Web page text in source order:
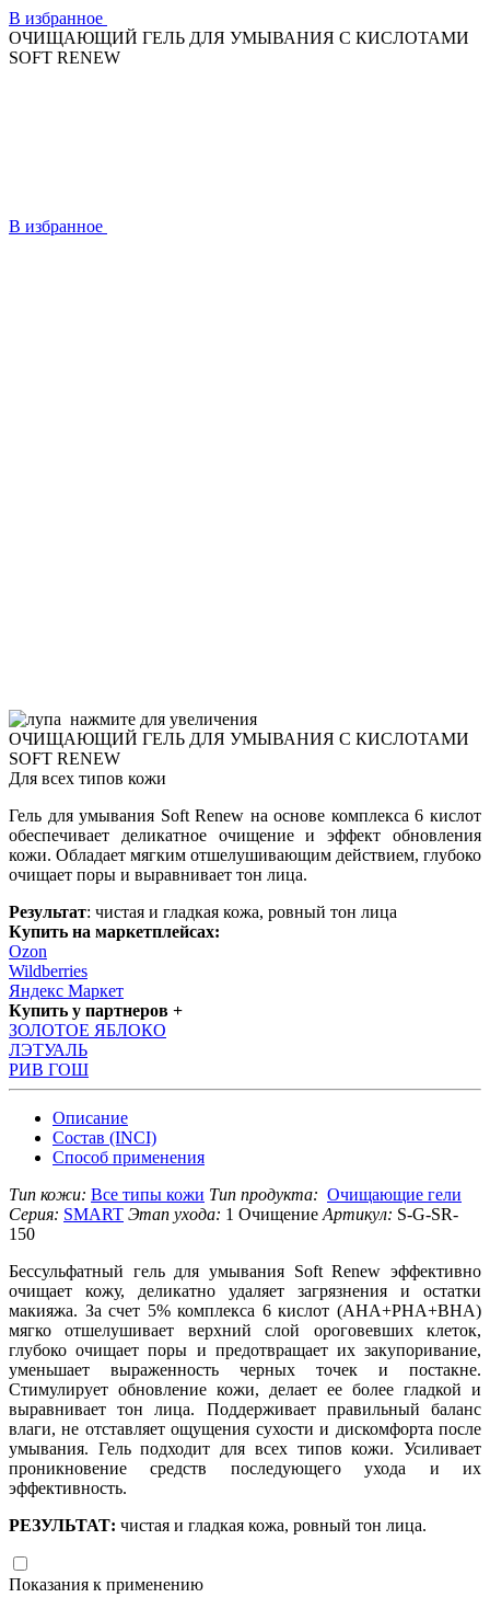
В избранное
ОЧИЩАЮЩИЙ ГЕЛЬ ДЛЯ УМЫВАНИЯ С КИСЛОТАМИ
SOFT RENEW
В избранное
нажмите для увеличения
ОЧИЩАЮЩИЙ ГЕЛЬ ДЛЯ УМЫВАНИЯ С КИСЛОТАМИ
SOFT RENEW
Для всех типов кожи
Гель для умывания Soft Renew на основе комплекса 6 кислот
обеспечивает деликатное очищение и эффект обновления
кожи. Обладает мягким отшелушивающим действием, глубоко
очищает поры и выравнивает тон лица.
Результат: чистая и гладкая кожа, ровный тон лица
Купить на маркетплейсах:
Ozon
Wildberries
Яндекс Маркет
Купить у партнеров +
ЗОЛОТОЕ ЯБЛОКО
ЛЭТУАЛЬ
РИВ ГОШ
Описание
Состав (INCI)
Способ применения
Тип кожи: Все типы кожи Тип продукта: Очищающие гели
Серия: SMART Этап ухода: 1 Очищение Артикул: S-G-SR-
150
Бессульфатный гель для умывания Soft Renew эффективно
очищает кожу, деликатно удаляет загрязнения и остатки
макияжа. За счет 5% комплекса 6 кислот (AHA+PHA+BHA)
мягко отшелушивает верхний слой ороговевших клеток,
глубоко очищает поры и предотвращает их закупоривание,
уменьшает выраженность черных точек и постакне.
Стимулирует обновление кожи, делает ее более гладкой и
выравнивает тон лица. Поддерживает правильный баланс
влаги, не отставляет ощущения сухости и дискомфорта после
умывания. Гель подходит для всех типов кожи. Усиливает
проникновение средств последующего ухода и их
эффективность.
РЕЗУЛЬТАТ: чистая и гладкая кожа, ровный тон лица.
Показания к применению